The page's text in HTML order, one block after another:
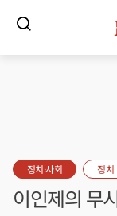
정치·사회 정치
이인제의 무